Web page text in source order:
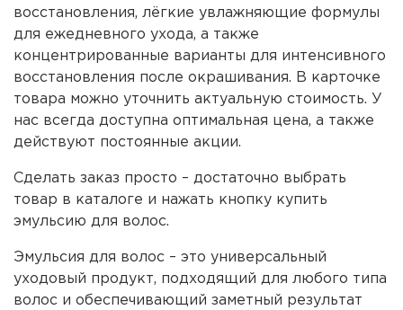
восстановления, лёгкие увлажняющие формулы
для ежедневного ухода, а также
концентрированные варианты для интенсивного
восстановления после окрашивания. В карточке
товара можно уточнить актуальную стоимость. У
нас всегда доступна оптимальная цена, а также
действуют постоянные акции.
Сделать заказ просто – достаточно выбрать
товар в каталоге и нажать кнопку купить
эмульсию для волос.
Эмульсия для волос – это универсальный
уходовый продукт, подходящий для любого типа
волос и обеспечивающий заметный результат